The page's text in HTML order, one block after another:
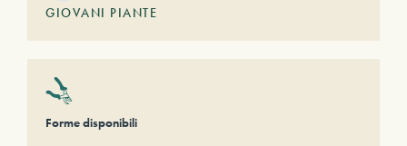
GIOVANI PIANTE
Forme disponibili